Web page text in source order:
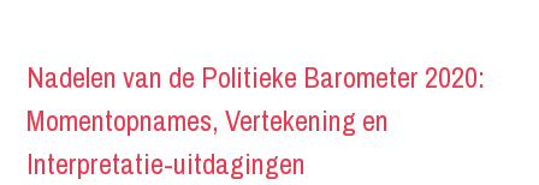
Nadelen van de Politieke Barometer 2020:
Momentopnames, Vertekening en
Interpretatie-uitdagingen